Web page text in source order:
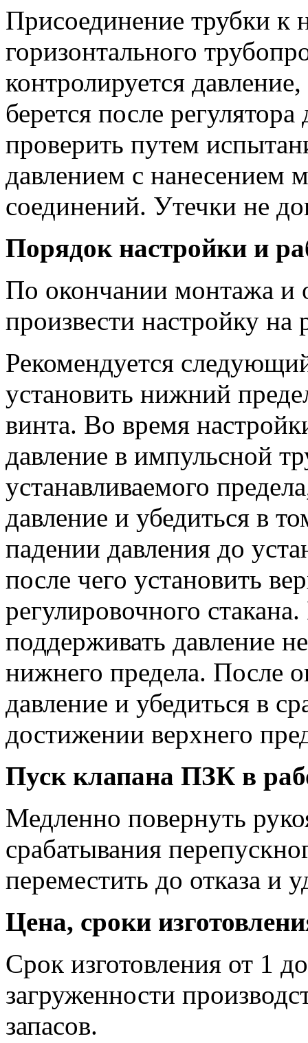
Присоединение трубки к
горизонтального
контролируется
берется после
проверить путем
давлением с нанесением
соединений. Утечки не
Порядок настройки и
По окончании монтажа и
произвести настройку на
Рекомендуется
установить нижний
винта. Во время
давление в импульсной
устанавливаемого
давление и убедиться в
падении давления до
после чего установить
регулировочного
поддерживать давление
нижнего предела. После
давление и убедиться в
достижении верхнего
Пуск клапана ПЗК в
Медленно повернуть
срабатывания
переместить до отказа и
Цена, сроки
Срок изготовления от 1
загруженности
запасов.